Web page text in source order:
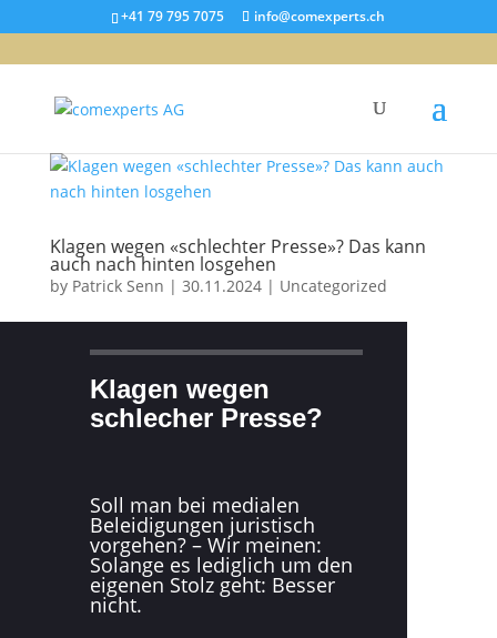
+41 79 795 7075 info@comexperts.ch
Klagen wegen «schlechter Presse»? Das kann
auch nach hinten losgehen
by Patrick Senn | 30.11.2024| Uncategorized
Klagen wegen
schlecher Presse?
Soll man bei medialen
Beleidigungen juristisch
vorgehen? – Wir meinen:
Solange es lediglich um den
eigenen Stolz geht: Besser
nicht.